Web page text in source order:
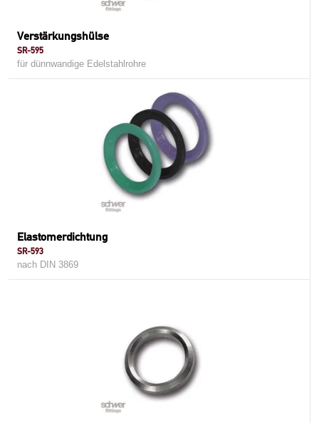
Verstärkungshülse
SR-595
für dünnwandige Edelstahlrohre
Elastomerdichtung
SR-593
nach DIN 3869